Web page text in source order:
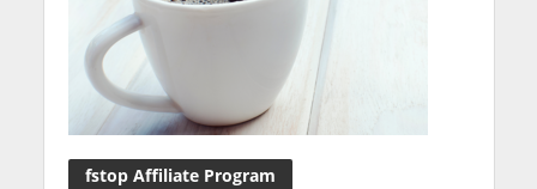
fstop Affiliate Program